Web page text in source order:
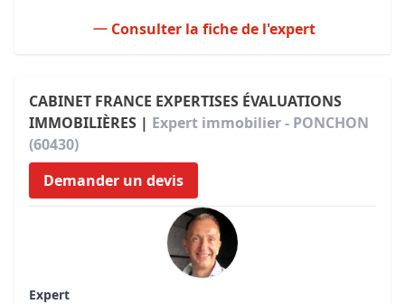
Consulter la fiche de l'expert
CABINET FRANCE EXPERTISES ÉVALUATIONS
IMMOBILIÈRES | Expert immobilier - PONCHON
(60430)
Demander un devis
Expert